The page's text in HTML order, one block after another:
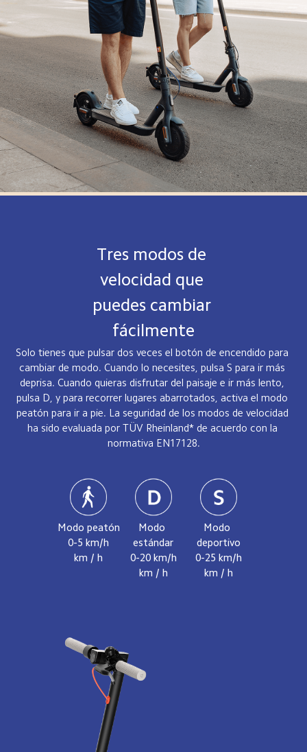
Tres modos de
velocidad que
puedes cambiar
fácilmente
Solo tienes que pulsar dos veces el botón de encendido para
cambiar de modo. Cuando lo necesites, pulsa S para ir más
deprisa. Cuando quieras disfrutar del paisaje e ir más lento,
pulsa D, y para recorrer lugares abarrotados, activa el modo
peatón para ir a pie. La seguridad de los modos de velocidad
ha sido evaluada por TÜV Rheinland* de acuerdo con la
normativa EN17128.
Modo peatón
0-5 km/h
km / h
Modo
estándar
0-20 km/h
km / h
Modo
deportivo
0-25 km/h
km / h